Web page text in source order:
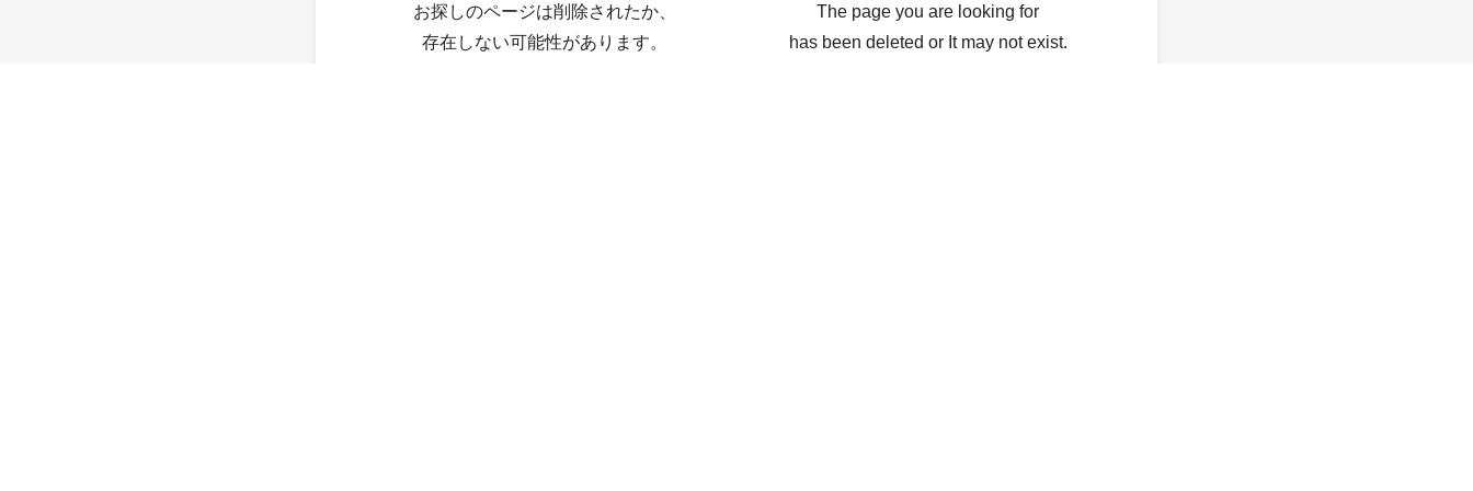
お探しのページは削除されたか、
存在しない可能性があります。
The page you are looking for
has been deleted or It may not exist.